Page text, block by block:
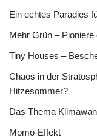
Ein echtes Paradies
Mehr Grün –
Tiny Houses –
Chaos in der
Hitzesommer?
Das Thema
Momo-Effekt